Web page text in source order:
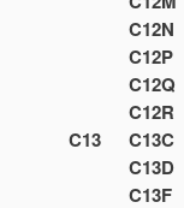
C12N
C12P
C12Q
C12R
C13 C13C
C13D
C13F